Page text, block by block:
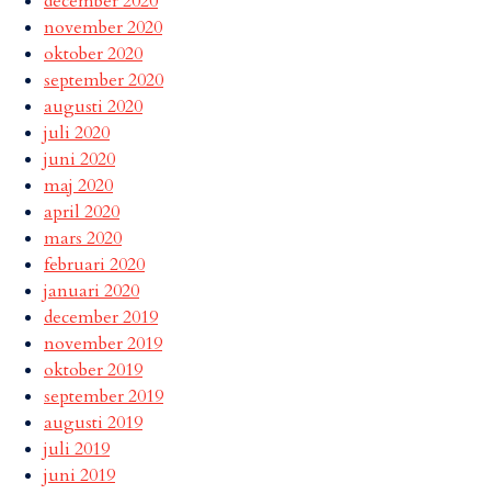
november 2020
oktober 2020
september 2020
augusti 2020
juli 2020
juni 2020
maj 2020
april 2020
mars 2020
februari 2020
januari 2020
december 2019
november 2019
oktober 2019
september 2019
augusti 2019
juli 2019
juni 2019